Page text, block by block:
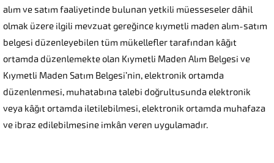
alım ve satım faaliyetinde bulunan yetkili müesseseler dâhil
olmak üzere ilgili mevzuat gereğince kıymetli maden alım-satım
belgesi düzenleyebilen tüm mükellefler tarafından kâğıt
ortamda düzenlemekte olan Kıymetli Maden Alım Belgesi ve
Kıymetli Maden Satım Belgesi’nin, elektronik ortamda
düzenlenmesi, muhatabına talebi doğrultusunda elektronik
veya kâğıt ortamda iletilebilmesi, elektronik ortamda muhafaza
ve ibraz edilebilmesine imkân veren uygulamadır.